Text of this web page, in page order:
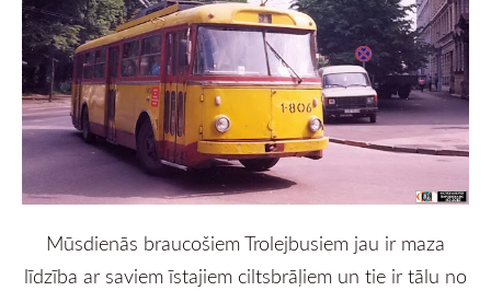
Mūsdienās braucošiem Trolejbusiem jau ir maza
līdzība ar saviem īstajiem ciltsbrāļiem un tie ir tālu no